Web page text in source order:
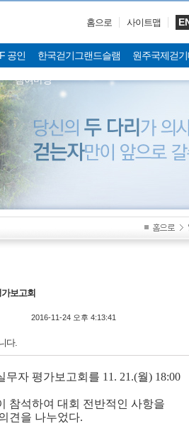
홈으로 사이트맵
공인 한국걷기그랜드슬램 원주국제걷
참여마당
보고회
2016-11-24 오후 4:13:41
다.
무자 평가보고회를 11. 21.(월) 18:00
참석하여 대회 전반적인 사항을
견을 나누었다.